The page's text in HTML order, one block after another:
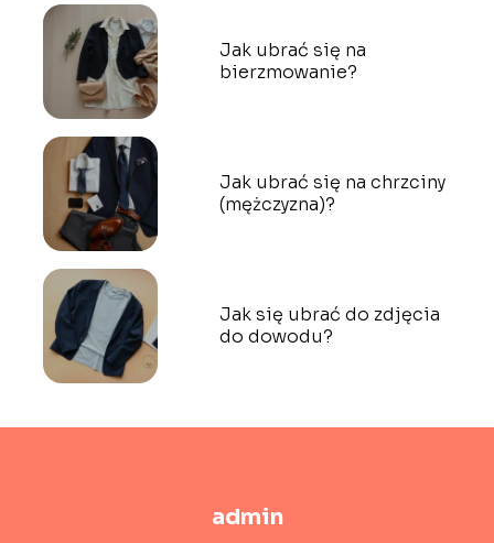
Jak ubrać się na
bierzmowanie?
Jak ubrać się na chrzciny
(mężczyzna)?
Jak się ubrać do zdjęcia
do dowodu?
admin